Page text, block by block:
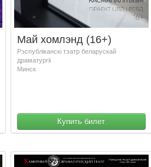
Май хомлэнд (16+)
Рэспублiканскi тэатр беларускай
драматургii
Минск
Купить билет